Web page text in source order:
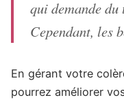
qui demande du
Cependant, les
En gérant votre
pourrez améliorer